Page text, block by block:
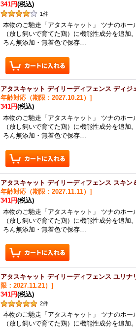
341円(税込)
1件
本物のご馳走「アタスキャット」 ツナのホ
（放し飼いで育てた鶏）に機能性成分を追
ろん無添加・無着色で保存…
アタスキャット デイリーディフェンス ディジ
年齢対応（期限：2027.10.21） ]
341円(税込)
本物のご馳走「アタスキャット」 ツナのホ
（放し飼いで育てた鶏）に機能性成分を追
ろん無添加・無着色で保存…
アタスキャット デイリーディフェンス スキン
年齢対応（期限：2027.11.11） ]
341円(税込)
本物のご馳走「アタスキャット」 ツナのホ
（放し飼いで育てた鶏）に機能性成分を追
ろん無添加・無着色で保存…
アタスキャット デイリーディフェンス ユリナ
限：2027.11.21） ]
341円(税込)
2件
本物のご馳走「アタスキャット」 ツナのホ
（放し飼いで育てた鶏）に機能性成分を追